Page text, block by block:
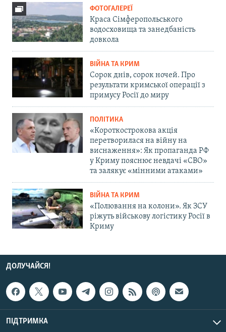
ФОТОГАЛЕРЕЇ
Краса Сімферопольського
водосховища та занедбаність
довкола
ВІЙНА ТА КРИМ
Сорок днів, сорок ночей. Про
результати кримської операції з
примусу Росії до миру
ПОЛІТИКА
«Короткострокова акція
перетворилася на війну на
виснаження»: Як пропаганда РФ
у Криму пояснює невдачі «СВО»
та залякує «мінними атаками»
ВІЙНА ТА КРИМ
«Полювання на колони». Як ЗСУ
ріжуть військову логістику Росії в
Криму
ДОЛУЧАЙСЯ!
ПІДТРИМКА